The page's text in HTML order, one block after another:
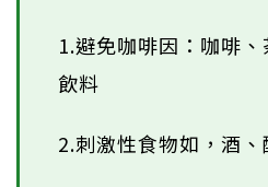
1.避免咖啡因：咖啡
飲料
2.刺激性食物如，酒、